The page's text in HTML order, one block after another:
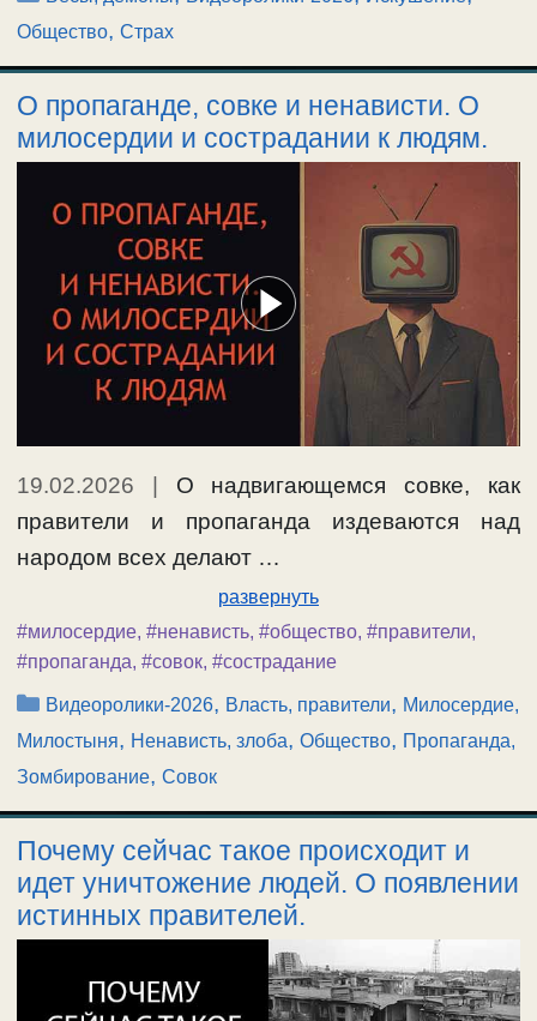
Общество, Страх
О пропаганде, совке и ненависти. О
милосердии и сострадании к людям.
19.02.2026
О надвигающемся совке, как
правители и пропаганда издеваются над
народом всех делают …
развернуть
#милосердие, #ненависть, #общество, #правители,
#пропаганда, #совок, #сострадание
Рубрики
Видеоролики-2026, Власть, правители, Милосердие,
Милостыня, Ненависть, злоба, Общество, Пропаганда,
Зомбирование, Совок
Почему сейчас такое происходит и
идет уничтожение людей. О появлении
истинных правителей.